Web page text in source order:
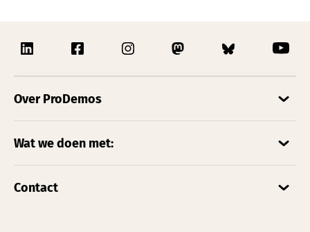
Over ProDemos
Wat we doen met:
Contact